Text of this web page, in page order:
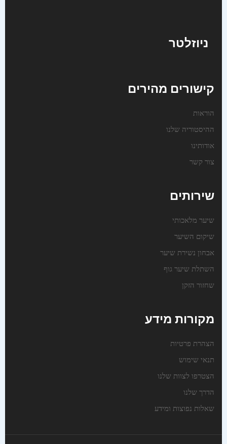
ניוזלטר
קישורים מהירים
הוראות
ההיסטוריה שלנו
אודותינו
צור קשר
שירותים
שיער מלאכותי
שיקום השיער
אבחון נשירת שיער
השתלת שיער גוף
שחזור הזקן
מקורות מידע
הצהרת פרטיות
תנאי שימוש
הצטרפו לצוות שלנו
הדרך שלנו
שאלות נפוצות ומידע